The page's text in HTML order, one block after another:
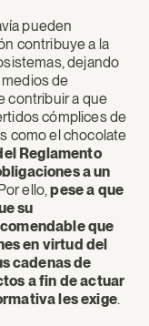
pueden
contribuye a la
dejando
de
contribuir a que
cómplices de
como el chocolate
Reglamento
a un
ello,pese a que
su
que
en virtud del
cadenas de
a fin de actuar
les exige.